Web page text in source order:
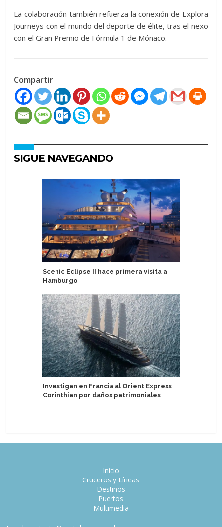
La colaboración también refuerza la conexión de Explora
Journeys con el mundo del deporte de élite, tras el nexo
con el Gran Premio de Fórmula 1 de Mónaco.
Compartir
SIGUE NAVEGANDO
Scenic Eclipse II hace primera visita a
Hamburgo
Investigan en Francia al Orient Express
Corinthian por daños patrimoniales
Inicio
Cruceros y Líneas
Destinos
Puertos
Multimedia